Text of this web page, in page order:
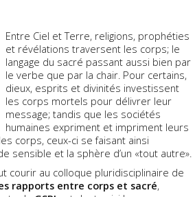
Entre Ciel et Terre, religions, prophéties
et révélations traversent les corps; le
langage du sacré passant aussi bien par
le verbe que par la chair. Pour certains,
dieux, esprits et divinités investissent
les corps mortels pour délivrer leur
message; tandis que les sociétés
humaines expriment et impriment leurs
corps, ceux-ci se faisant ainsi
sensible et la sphère d’un «tout autre».
courir au colloque pluridisciplinaire de
rapports entre corps et sacré,